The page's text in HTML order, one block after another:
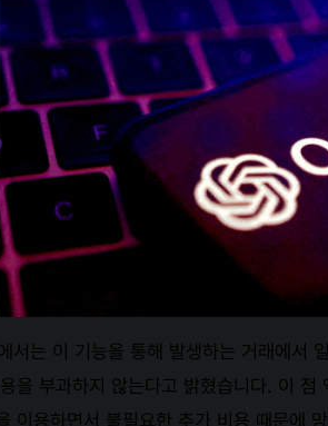
서는 이 기능을 통해 발생하는 거래에서
을 부과하지 않는다고 밝혔습니다. 이
이용하면서 불필요한 추가 비용 때문에